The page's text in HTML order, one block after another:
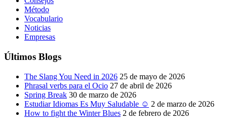
Método
Vocabulario
Noticias
Empresas
Últimos Blogs
The Slang You Need in 2026 25 de mayo de 2026
Phrasal verbs para el Ocio 27 de abril de 2026
Spring Break 30 de marzo de 2026
Estudiar Idiomas Es Muy Saludable ☺ 2 de marzo de 2026
How to fight the Winter Blues 2 de febrero de 2026